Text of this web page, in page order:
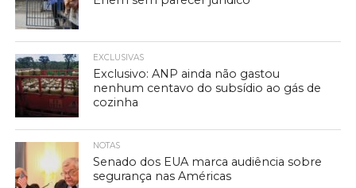
EXCLUSIVAS
Exclusivo: ANP ainda não gastou
nenhum centavo do subsídio ao gás de
cozinha
NOTAS
Senado dos EUA marca audiência sobre
segurança nas Américas